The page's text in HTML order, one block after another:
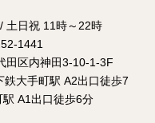
土日祝 11時～22時
1441
区内神田3-10-1-3F
大手町駅 A2出口徒歩7
A1出口徒歩6分